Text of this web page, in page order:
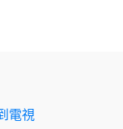
電視